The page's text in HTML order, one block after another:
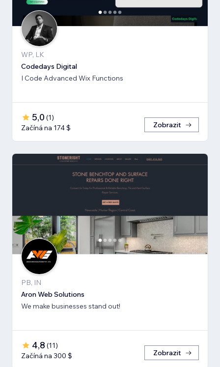
WP, LK
Codedays Digital
I Code Advanced Wix Functions
5,0 (1)
Začíná na 174 $
Zobrazit
PB, IN
Aron Web Solutions
We make businesses stand out!
4,8 (11)
Začíná na 300 $
Zobrazit